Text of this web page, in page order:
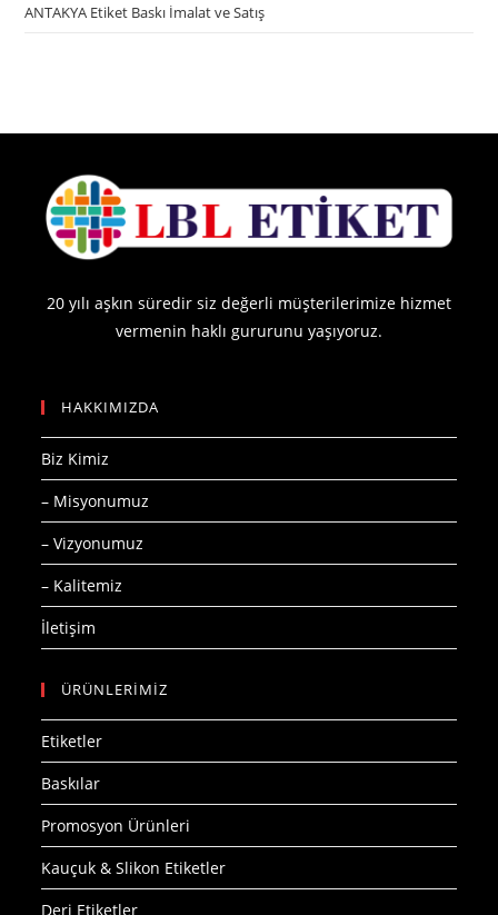
ANTAKYA Etiket Baskı İmalat ve Satış
20 yılı aşkın süredir siz değerli müşterilerimize hizmet
vermenin haklı gururunu yaşıyoruz.
HAKKIMIZDA
Biz Kimiz
– Misyonumuz
– Vizyonumuz
– Kalitemiz
İletişim
ÜRÜNLERİMİZ
Etiketler
Baskılar
Promosyon Ürünleri
Kauçuk & Slikon Etiketler
Deri Etiketler